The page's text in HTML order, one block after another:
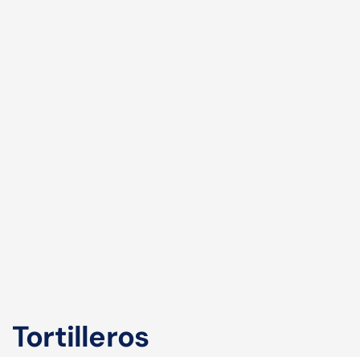
Tortilleros